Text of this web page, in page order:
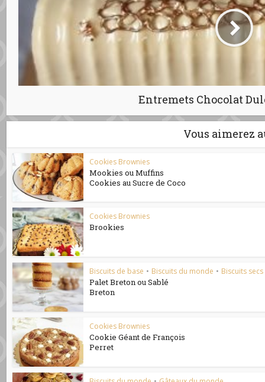
Entremets Chocolat
Vous aimerez
Cookies Brownies
Mookies ou Muffins
Cookies au Sucre de Coco
Cookies Brownies
Brookies
Biscuits de base • Biscuits du monde • Biscuits
Palet Breton ou Sablé
Breton
Cookies Brownies
Cookie Géant de François
Perret